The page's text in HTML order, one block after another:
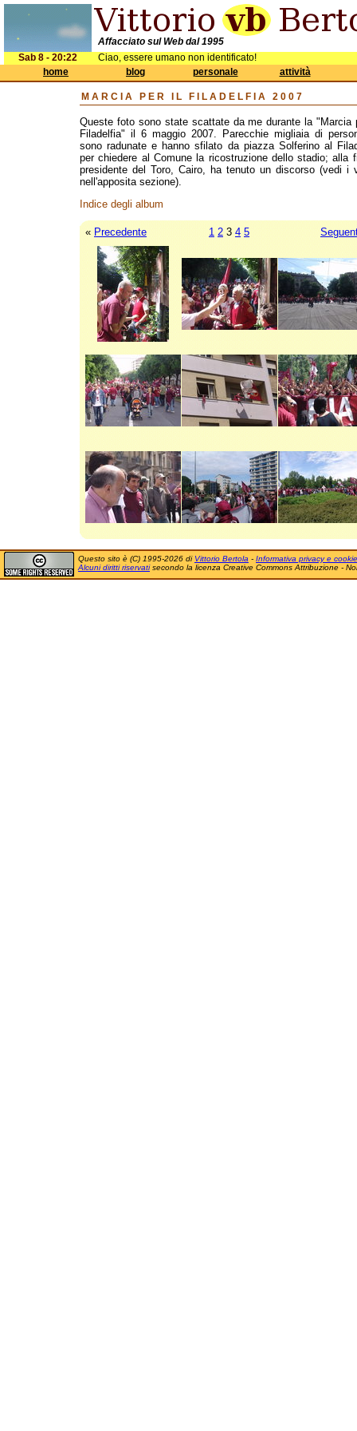
Affacciato sul Web dal 1995
Sab 8 - 20:22
Ciao, essere umano non identificato!
home
blog personale attività
MARCIA PER IL FILADELFIA 2007
Queste foto sono state scattate da me durante la "Marcia
Filadelfia" il 6 maggio 2007. Parecchie migliaia di
sono radunate e hanno sfilato da piazza Solferino al
per chiedere al Comune la ricostruzione dello stadio; alla
presidente del Toro, Cairo, ha tenuto un discorso (vedi i
nell'apposita sezione).
Indice degli album
« Precedente 1 2 3 4 5
Questo sito è (C) 1995-2026 di Vittorio Bertola - Informativa privacy e cookie
Alcuni diritti riservatisecondo la licenza Creative Commons Attribuzione -